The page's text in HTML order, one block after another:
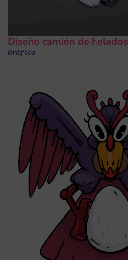
Diseño camión de helados
Gráfico